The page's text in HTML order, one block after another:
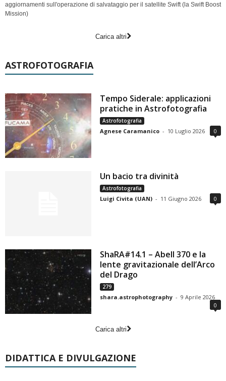
aggiornamenti sull'operazione di salvataggio per il satellite Swift (la Swift Boost
Mission)
Carica altri
ASTROFOTOGRAFIA
Tempo Siderale: applicazioni
pratiche in Astrofotografia
Astrofotografia
Agnese Caramanico - 10 Luglio 2026 0
Un bacio tra divinità
Astrofotografia
Luigi Civita (UAN) - 11 Giugno 2026 0
ShaRA#14.1 – Abell 370 e la
lente gravitazionale dell’Arco
del Drago
279
shara.astrophotography - 9 Aprile 2026
0
Carica altri
DIDATTICA E DIVULGAZIONE